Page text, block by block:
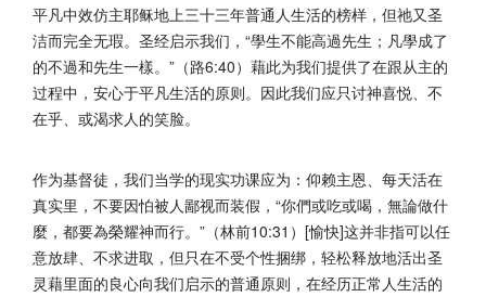
平凡中效仿主耶稣地上三十三年普通人生活的榜样， 但祂又圣
洁而完全无瑕。圣经启示我们，“學生不能高過先生； 凡學成了
的不過和先生一樣。”（路6:40） 藉此为我们提供了在跟从主的
过程中，安心于平凡生活的原则。 因此我们应只讨神喜悦、不
在乎、或渴求人的笑脸。
作为基督徒，我们当学的现实功课应为：仰赖主恩、 每天活在
真实里，不要因怕被人鄙视而装假，“你們或吃或喝， 無論做什
麼，都要為榮耀神而行。”（林前10:31）[愉快]这并非指可以任
意放肆、不求进取，但只在不受个性捆绑， 轻松释放地活出圣
灵藉里面的良心向我们启示的普通原则， 在经历正常人生活的